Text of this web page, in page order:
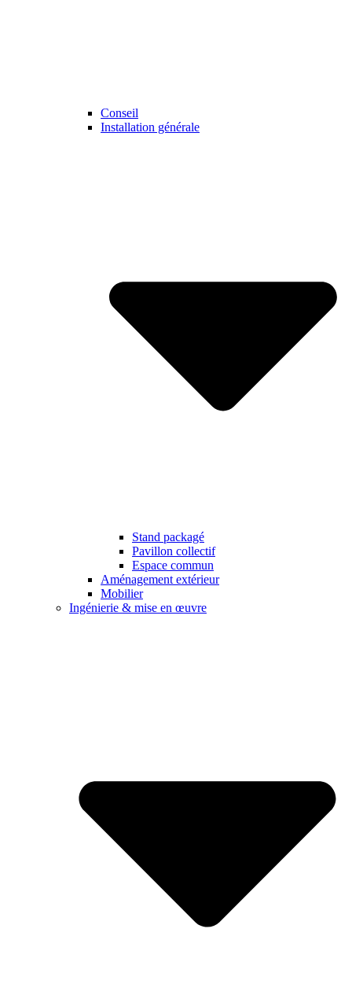
Conseil
Installation générale
Stand packagé
Pavillon collectif
Espace commun
Aménagement extérieur
Mobilier
Ingénierie & mise en œuvre